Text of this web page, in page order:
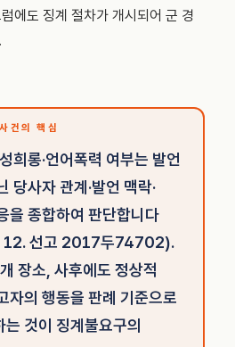
에도 징계 절차가 개시되어 군 경
의 핵심
희롱·언어폭력 여부는 발언
당사자 관계·발언 맥락·
을 종합하여 판단합니다
12. 선고 2017두74702).
장소, 사후에도 정상적
자의 행동을 판례 기준으로
것이 징계불요구의